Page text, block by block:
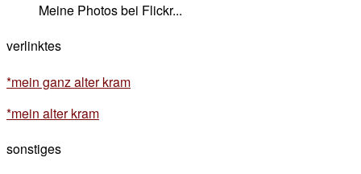
Meine Photos bei Flickr...
verlinktes
*mein ganz alter kram
*mein alter kram
sonstiges